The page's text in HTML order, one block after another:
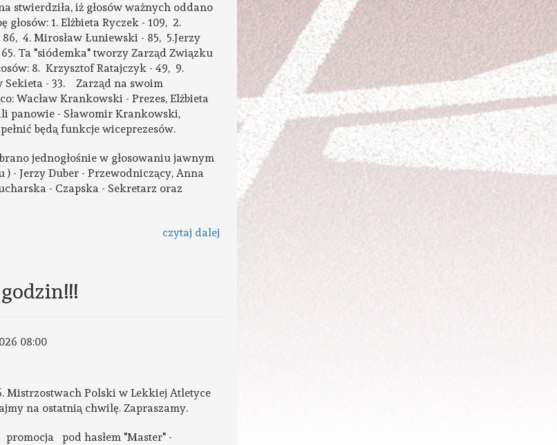
stwierdziła, iż głosów ważnych oddano
1. Elżbieta Ryczek - 109, 2.
4. Mirosław Łuniewski - 85, 5.Jerzy
Ta "siódemka" tworzy Zarząd Związku
8. Krzysztof Ratajczyk - 49, 9.
Sekieta - 33. Zarząd na swoim
Wacław Krankowski - Prezes, Elżbieta
panowie - Sławomir Krankowski,
będą funkcje wiceprezesów.
jednogłośnie w głosowaniu jawnym
- Jerzy Duber - Przewodniczący, Anna
- Czapska - Sekretarz oraz
czytaj dalej
08:00
Mistrzostwach Polski w Lekkiej Atletyce
na ostatnią chwilę. Zapraszamy.
pod hasłem "Master" -